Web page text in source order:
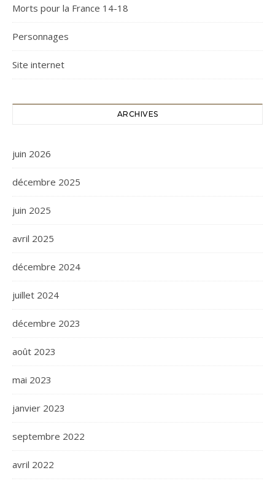
Morts pour la France 14-18
Personnages
Site internet
ARCHIVES
juin 2026
décembre 2025
juin 2025
avril 2025
décembre 2024
juillet 2024
décembre 2023
août 2023
mai 2023
janvier 2023
septembre 2022
avril 2022